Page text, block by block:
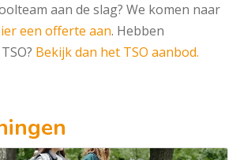
aan de slag? We komen naar
een offerte aan. Hebben
Bekijk dan het TSO aanbod.